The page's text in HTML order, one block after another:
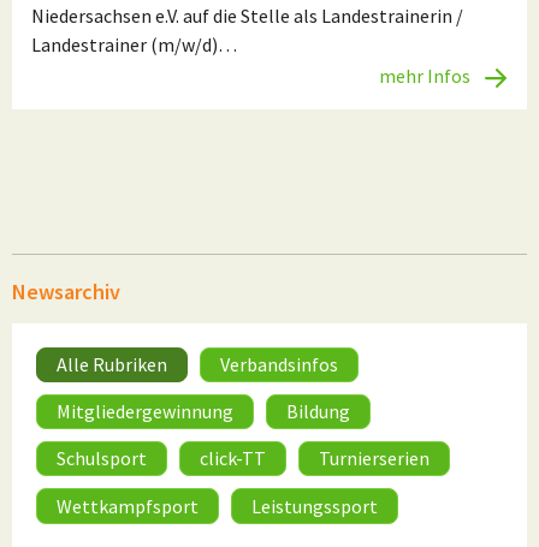
Niedersachsen e.V. auf die Stelle als Landestrainerin /
Landestrainer (m/w/d)…
mehr Infos
Newsarchiv
Alle Rubriken
Verbandsinfos
Mitgliedergewinnung
Bildung
Schulsport
click-TT
Turnierserien
Wettkampfsport
Leistungssport